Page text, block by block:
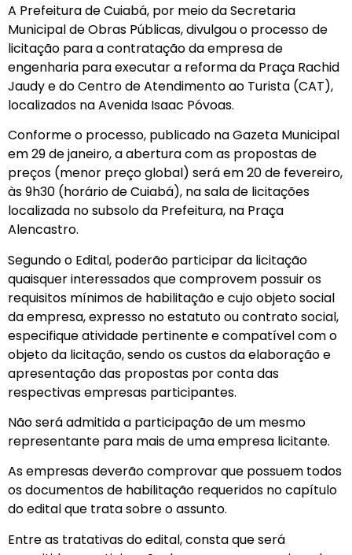
A Prefeitura de Cuiabá, por meio da Secretaria
Municipal de Obras Públicas, divulgou o processo de
licitação para a contratação da empresa de
engenharia para executar a reforma da Praça Rachid
Jaudy e do Centro de Atendimento ao Turista (CAT),
localizados na Avenida Isaac Póvoas.
Conforme o processo, publicado na Gazeta Municipal
em 29 de janeiro, a abertura com as propostas de
preços (menor preço global) será em 20 de fevereiro,
às 9h30 (horário de Cuiabá), na sala de licitações
localizada no subsolo da Prefeitura, na Praça
Alencastro.
Segundo o Edital, poderão participar da licitação
quaisquer interessados que comprovem possuir os
requisitos mínimos de habilitação e cujo objeto social
da empresa, expresso no estatuto ou contrato social,
especifique atividade pertinente e compatível com o
objeto da licitação, sendo os custos da elaboração e
apresentação das propostas por conta das
respectivas empresas participantes.
Não será admitida a participação de um mesmo
representante para mais de uma empresa licitante.
As empresas deverão comprovar que possuem todos
os documentos de habilitação requeridos no capítulo
do edital que trata sobre o assunto.
Entre as tratativas do edital, consta que será